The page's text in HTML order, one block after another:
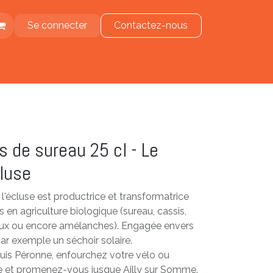
Se connecter Contactez-nous
de sureau 25 cl - Le
est productrice et transformatrice
agriculture biologique (sureau, cassis,
ou encore amélanches). Engagée envers
exemple un séchoir solaire.
Péronne, enfourchez votre vélo ou
et promenez-vous jusque Ailly sur Somme.